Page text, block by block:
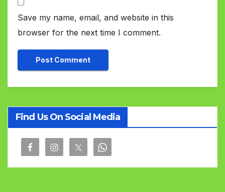
Save my name, email, and website in this
browser for the next time I comment.
Find Us On Social Media